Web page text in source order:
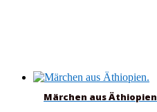
Märchen aus Äthiopien